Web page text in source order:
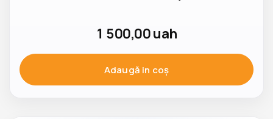
1 500,00uah
Adaugă in coş